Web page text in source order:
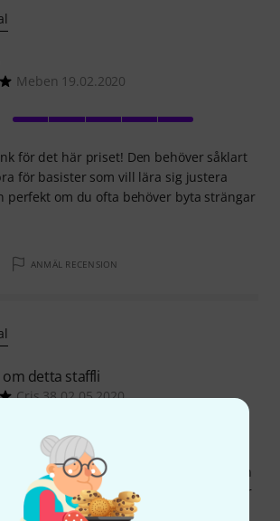
Meben 19.02.2020
för det här priset! Den behöver såklart
för basister som vill lära sig justera
perfekt om du ofta behöver byta strängar
ANMÄL RECENSION
om detta staffli
Cris 38 02.05.2020
stallet för att justera stränghöjden på min
tyckte var för långt från banden! Jag har
som är perfekt för nybörjare, men